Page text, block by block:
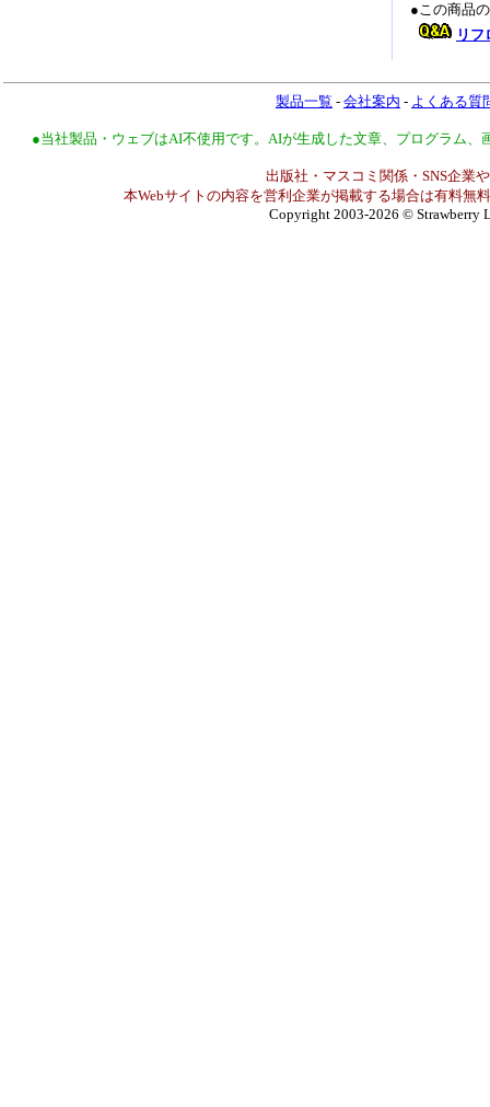
●この商品
リ
製品一覧 - 会社案内 - よくある質
●当社製品・ウェブはAI不使用です。AIが生成した文章、プログラム
出版社・マスコミ関係・SNS企業
本Webサイトの内容を営利企業が掲載する場合は有料無
Copyright 2003-2026 © Strawberry